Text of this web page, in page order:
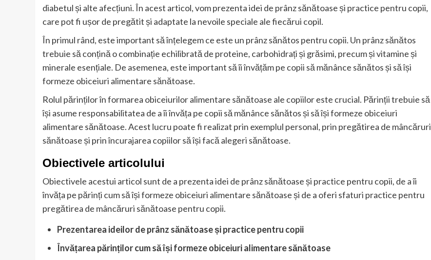
diabetul și alte afecțiuni. În acest articol, vom prezenta idei de prânz sănătoase și practice pentru copii,
care pot fi ușor de pregătit și adaptate la nevoile speciale ale fiecărui copil.
În primul rând, este important să înțelegem ce este un prânz sănătos pentru copii. Un prânz sănătos
trebuie să conțină o combinație echilibrată de proteine, carbohidrați și grăsimi, precum și vitamine și
minerale esențiale. De asemenea, este important să îi învățăm pe copii să mănânce sănătos și să își
formeze obiceiuri alimentare sănătoase.
Rolul părinților în formarea obiceiurilor alimentare sănătoase ale copiilor este crucial. Părinții trebuie să
își asume responsabilitatea de a îi învăța pe copii să mănânce sănătos și să își formeze obiceiuri
alimentare sănătoase. Acest lucru poate fi realizat prin exemplul personal, prin pregătirea de mâncăruri
sănătoase și prin încurajarea copiilor să își facă alegeri sănătoase.
Obiectivele articolului
Obiectivele acestui articol sunt de a prezenta idei de prânz sănătoase și practice pentru copii, de a îi
învăța pe părinți cum să își formeze obiceiuri alimentare sănătoase și de a oferi sfaturi practice pentru
pregătirea de mâncăruri sănătoase pentru copii.
Prezentarea ideilor de prânz sănătoase și practice pentru copii
Învățarea părinților cum să își formeze obiceiuri alimentare sănătoase